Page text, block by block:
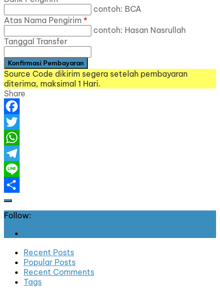
contoh: BCA
Atas Nama Pengirim *
contoh: Hasan Nasrullah
Tanggal Transfer
Source Code dikirim segera setelah pembayaran
diterima, maksimal 1 Hari.
Share
Facebook
Twitter
WhatsApp
Telegram
Line
Share
Follow:
Recent Posts
Popular Posts
Recent Comments
Tags